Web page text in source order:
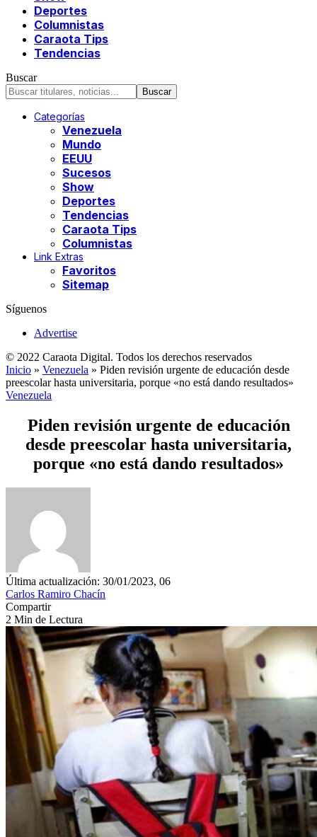
Deportes
Columnistas
Caraota Tips
Tendencias
Buscar
Categorías
Venezuela
Mundo
EEUU
Sucesos
Show
Deportes
Tendencias
Caraota Tips
Columnistas
Link Extras
Favoritos
Sitemap
Síguenos
Advertise
© 2022 Caraota Digital. Todos los derechos reservados
Inicio » Venezuela » Piden revisión urgente de educación desde
preescolar hasta universitaria, porque «no está dando resultados»
Venezuela
Piden revisión urgente de educación
desde preescolar hasta universitaria,
porque «no está dando resultados»
Última actualización: 30/01/2023, 06
Carlos Ramiro Chacín
Compartir
2 Min de Lectura